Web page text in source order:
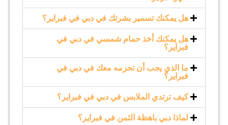
هل يمكنك تسمير بشرتك في دبي في فبراير؟
هل يمكنك أخذ حمام شمسي في دبي في
فبراير؟
ما الذي يجب أن تحزمه معك في دبي في
فبراير؟
كيف ترتدي الملابس في دبي في فبراير؟
لماذا دبي باهظة الثمن في فبراير؟